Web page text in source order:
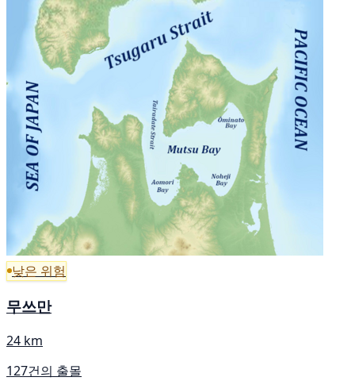
낮은 위험
무쓰만
24 km
127건의 출몰